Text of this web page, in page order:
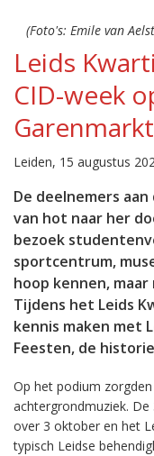
(Foto's: Emile van
Leids
CID-week
Leiden, 15 augustus
De deelnemers
van hot naar her
bezoek
sportcentrum,
hoop kennen,
Tijdens het Leids
kennis maken met
Feesten, de
Op het podium zorgden
achtergrondmuziek.
over 3 oktober en het
typisch Leidse